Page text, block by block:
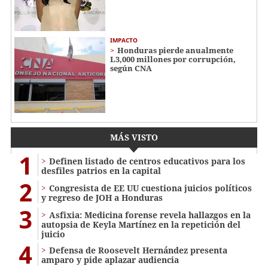
IMPACTO
Honduras pierde anualmente
L3,000 millones por corrupción,
según CNA
MÁS VISTO
1
Definen listado de centros educativos para los
desfiles patrios en la capital
2
Congresista de EE UU cuestiona juicios políticos
y regreso de JOH a Honduras
3
Asfixia: Medicina forense revela hallazgos en la
autopsia de Keyla Martínez en la repetición del
juicio
4
Defensa de Roosevelt Hernández presenta
amparo y pide aplazar audiencia